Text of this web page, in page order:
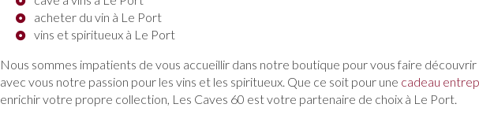
acheter du vin à Le Port
vins et spiritueux à Le Port
Nous sommes impatients de vous accueillir dans notre boutique pour vous faire
avec vous notre passion pour les vins et les spiritueux. Que ce soit pour une cadeau
enrichir votre propre collection, Les Caves 60 est votre partenaire de choix à Le Port.